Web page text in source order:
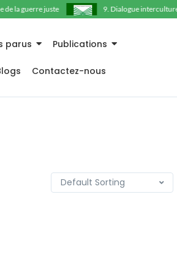
la guerre juste 9. Dialogue interculturel
parus Publications
Contactez-nous